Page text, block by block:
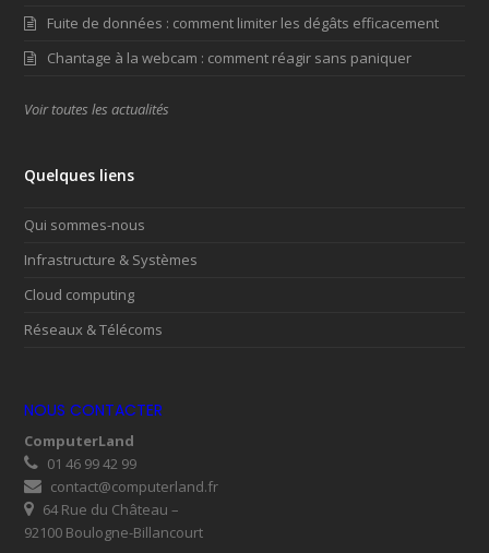
Fuite de données : comment limiter les dégâts efficacement
Chantage à la webcam : comment réagir sans paniquer
Voir toutes les actualités
Quelques liens
Qui sommes-nous
Infrastructure & Systèmes
Cloud computing
Réseaux & Télécoms
NOUS CONTACTER
ComputerLand
01 46 99 42 99
contact@computerland.fr
64 Rue du Château –
92100 Boulogne-Billancourt